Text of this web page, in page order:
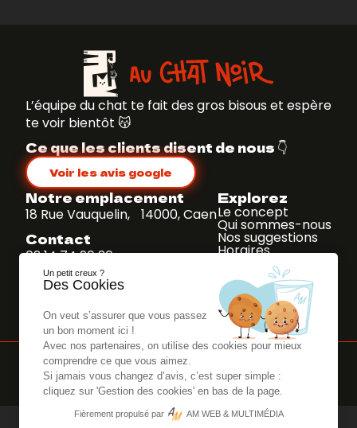
L’équipe du chat te fait des gros bisous et espère
te voir bientôt 😽
Ce que les clients disent de nous 👇
Voir les avis google
Notre emplacement
18 Rue Vauquelin, 14000, Caen
Contact
02 14 74 90 30
Explorez
Le concept
Qui sommes-nous
Nos suggestions
Horaires
Nous contacter
Suivez-nous
Gestion des cookies- Mentions Légales
personnelles
AU CHAT NOIR © 2026 -AM Web & Multimédia
Un petit creux ?
Des Cookies
On veut s’assurer que vous passez
un bon moment ici !
Avec nos partenaires, on utilise des cookies pour mieux
comprendre ce que vous aimez.
Si jamais vous changez d’avis, c’est super simple :
cliquez sur 'Gestion des cookies' en bas de la page.
Fièrement propulsé par AM WEB & MULTIMÉDIA